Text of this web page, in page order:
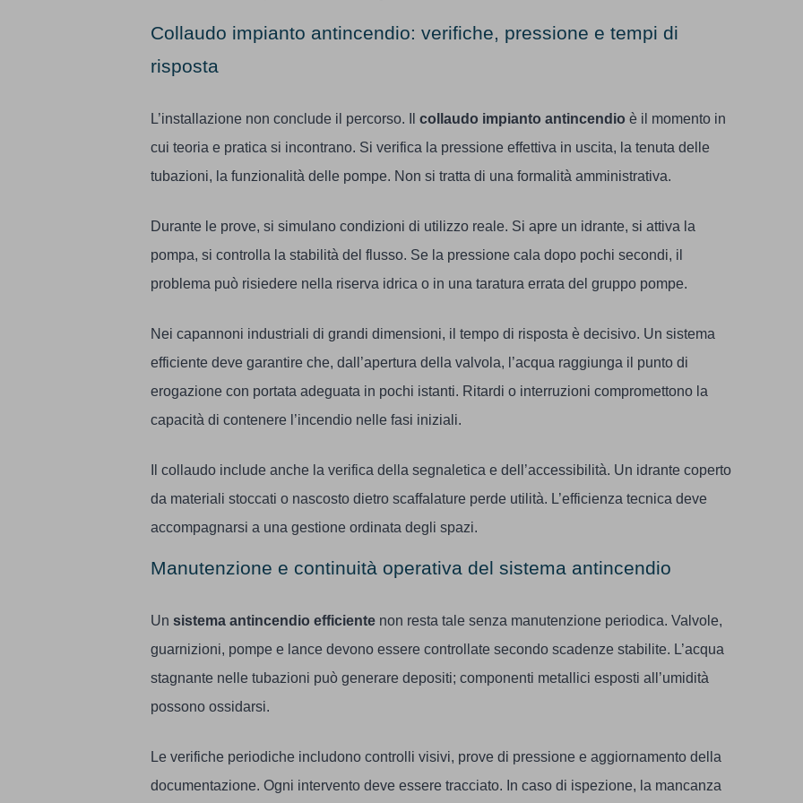
Collaudo impianto antincendio: verifiche, pressione e tempi di
risposta
L’installazione non conclude il percorso. Il collaudo impianto antincendio è il momento in
cui teoria e pratica si incontrano. Si verifica la pressione effettiva in uscita, la tenuta delle
tubazioni, la funzionalità delle pompe. Non si tratta di una formalità amministrativa.
Durante le prove, si simulano condizioni di utilizzo reale. Si apre un idrante, si attiva la
pompa, si controlla la stabilità del flusso. Se la pressione cala dopo pochi secondi, il
problema può risiedere nella riserva idrica o in una taratura errata del gruppo pompe.
Nei capannoni industriali di grandi dimensioni, il tempo di risposta è decisivo. Un sistema
efficiente deve garantire che, dall’apertura della valvola, l’acqua raggiunga il punto di
erogazione con portata adeguata in pochi istanti. Ritardi o interruzioni compromettono la
capacità di contenere l’incendio nelle fasi iniziali.
Il collaudo include anche la verifica della segnaletica e dell’accessibilità. Un idrante coperto
da materiali stoccati o nascosto dietro scaffalature perde utilità. L’efficienza tecnica deve
accompagnarsi a una gestione ordinata degli spazi.
Manutenzione e continuità operativa del sistema antincendio
Un sistema antincendio efficiente non resta tale senza manutenzione periodica. Valvole,
guarnizioni, pompe e lance devono essere controllate secondo scadenze stabilite. L’acqua
stagnante nelle tubazioni può generare depositi; componenti metallici esposti all’umidità
possono ossidarsi.
Le verifiche periodiche includono controlli visivi, prove di pressione e aggiornamento della
documentazione. Ogni intervento deve essere tracciato. In caso di ispezione, la mancanza